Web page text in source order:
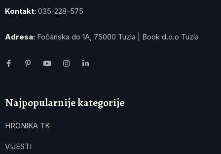
Kontakt: 035-228-575
Adresa: Fočanska do 1A, 75000 Tuzla | Book d.o.o Tuzla
Najpopularnije kategorije
HRONIKA TK
VIJESTI